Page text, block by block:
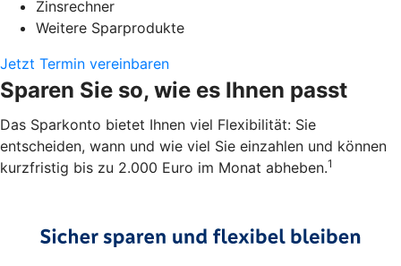
Zinsrechner
Weitere Sparprodukte
Jetzt Termin vereinbaren
Sparen Sie so, wie es Ihnen passt
Das Sparkonto bietet Ihnen viel Flexibilität: Sie
entscheiden, wann und wie viel Sie einzahlen und können
kurzfristig bis zu 2.000 Euro im Monat abheben.1